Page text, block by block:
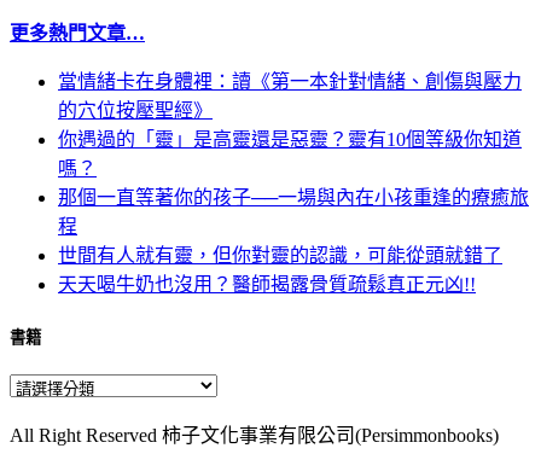
更多熱門文章…
當情緒卡在身體裡：讀《第一本針對情緒、創傷與壓力
的穴位按壓聖經》
你遇過的「靈」是高靈還是惡靈？靈有10個等級你知道
嗎？
那個一直等著你的孩子──一場與內在小孩重逢的療癒旅
程
世間有人就有靈，但你對靈的認識，可能從頭就錯了
天天喝牛奶也沒用？醫師揭露骨質疏鬆真正元凶!!
書籍
All Right Reserved 柿子文化事業有限公司(Persimmonbooks)